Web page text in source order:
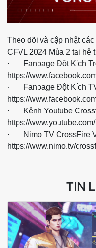
Theo dõi và cập nhật
CFVL 2024 Mùa 2 tại hệ
· Fanpage Đột Kích
https://
· Fanpage Đột Kích
https://
· Kênh Youtube
https://
· Nimo TV CrossFire
https://www.nimo.tv/
TIN